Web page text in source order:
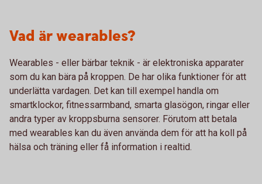
Vad är wearables?
Wearables - eller bärbar teknik - är elektroniska apparater
som du kan bära på kroppen. De har olika funktioner för att
underlätta vardagen. Det kan till exempel handla om
smartklockor, fitnessarmband, smarta glasögon, ringar eller
andra typer av kroppsburna sensorer. Förutom att betala
med wearables kan du även använda dem för att ha koll på
hälsa och träning eller få information i realtid.